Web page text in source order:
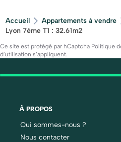
Accueil Appartements à vendre
Lyon 7ème T1 : 32.61m2
Ce site est protégé par hCaptcha Politique
d’utilisation s’appliquent.
À PROPOS
Qui sommes-nous ?
Nous contacter